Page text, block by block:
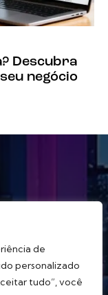
de
personalizado
tudo”, você
Descubra
negócio